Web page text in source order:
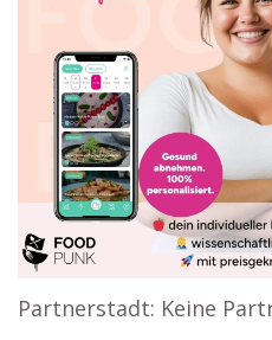
Partnerstadt: Keine